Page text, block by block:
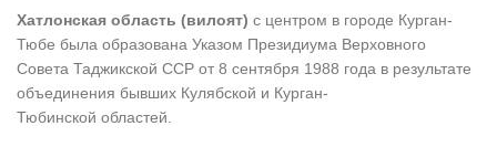
Хатлонская область (вилоят) с центром в городе Курган-
Тюбе была образована Указом Президиума Верховного
Совета Таджикской ССР от 8 сентября 1988 года в результате
объединения бывших Кулябской и Курган-
Тюбинской областей.